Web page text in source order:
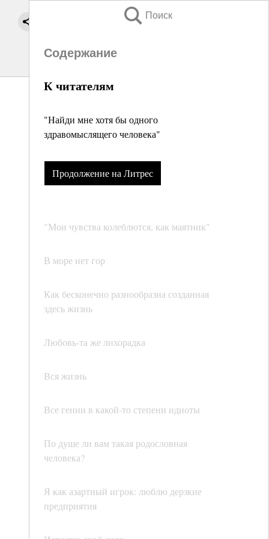
Поиск
Содержание
К читателям
"Найди мне хотя бы одного
здравомыслящего человека"
Продолжение на Литрес
"Мои чувства колеблются, как маятник"
В море нет гор
Как бесконечно разнообразна созданная
здесь жизнь
Любовь-та же лихорадка
Вся жизнь
Все гении в какой-то степени идиоты
По душе ли вам такая родословная
человека?
Я как азартный игрок: люблю дерзкие
предприятия